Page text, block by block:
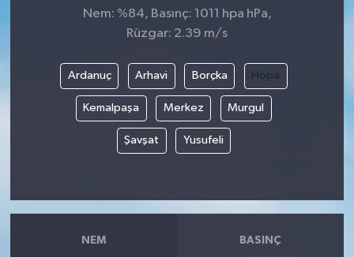
Nem: %84, Basınç: 1011 hpa hPa,
Rüzgar: 2.39 m/s
Ardanuç Arhavi Borçka Hopa
Kemalpaşa Merkez Murgul
Şavşat Yusufeli
NEM BASINÇ